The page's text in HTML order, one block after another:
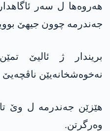
ھەروەھا ل سەر
جەندرمە چوون جیھێ
بریندار ژ ئالیێ
نەخوەشخانەیێن
ھێزێن جەندرمە ل وێ
وەرگرتن.